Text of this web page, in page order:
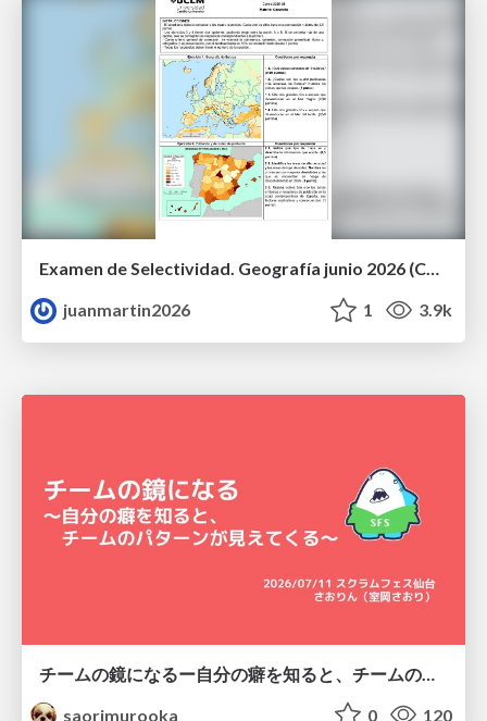
Examen de Selectividad. Geografía junio 2026 (Convocatoria Ordinaria). UCLM
juanmartin2026
1 3.9k
saorimurooka
0 120